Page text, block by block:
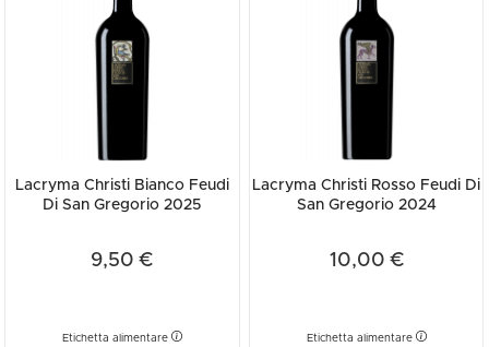
Lacryma Christi Bianco Feudi
Di San Gregorio 2025
9,50 €
Etichetta alimentare
Lacryma Christi Rosso Feudi Di
San Gregorio 2024
10,00 €
Etichetta alimentare